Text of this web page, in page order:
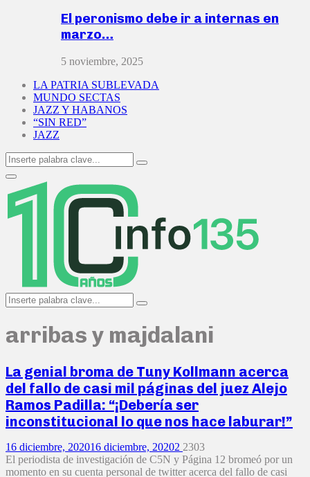
El peronismo debe ir a internas en
marzo…
5 noviembre, 2025
LA PATRIA SUBLEVADA
MUNDO SECTAS
JAZZ Y HABANOS
“SIN RED”
JAZZ
Search
for:
Search
Primary
Menu
Search
for:
Search
arribas y majdalani
La genial broma de Tuny Kollmann acerca
del fallo de casi mil páginas del juez Alejo
Ramos Padilla: “¡Debería ser
inconstitucional lo que nos hace laburar!”
16 diciembre, 202016 diciembre, 20202 2303
El periodista de investigación de C5N y Página 12 bromeó por un
momento en su cuenta personal de twitter acerca del fallo de casi